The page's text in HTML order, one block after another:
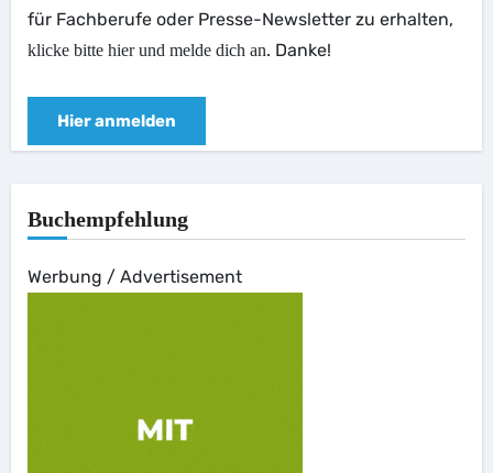
für Fachberufe oder Presse-Newsletter zu erhalten,
klicke bitte hier und melde dich an. Danke!
Hier anmelden
Buchempfehlung
Werbung / Advertisement